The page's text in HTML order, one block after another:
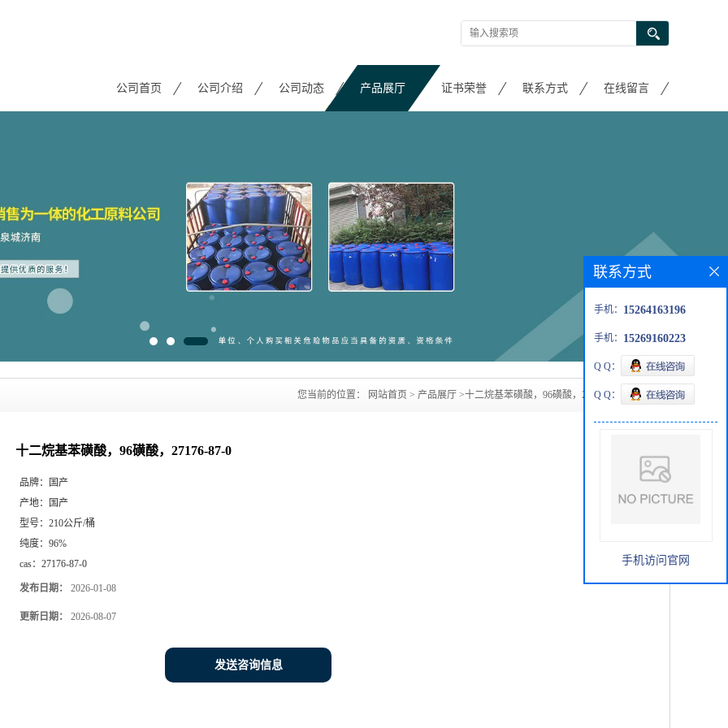
公司首页 公司介绍 公司动态 产品展厅 证书荣誉 联系方式 在线留言
您当前的位置： 网站首页 > 产品展厅 >十二烷基苯磺酸，96磺酸，27176-87-0
十二烷基苯磺酸，96磺酸，27176-87-0
品牌：
国产
产地：
国产
型号： 210公斤/桶
纯度： 96%
cas： 27176-87-0
发布日期： 2026-01-08
更新日期： 2026-08-07
发送咨询信息
联系方式
手机： 15264163196
手机： 15269160223
Q Q：
Q Q：
手机访问官网